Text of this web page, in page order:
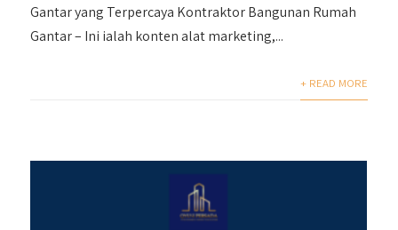
Gantar yang Terpercaya Kontraktor Bangunan Rumah
Gantar – Ini ialah konten alat marketing,...
+ READ MORE